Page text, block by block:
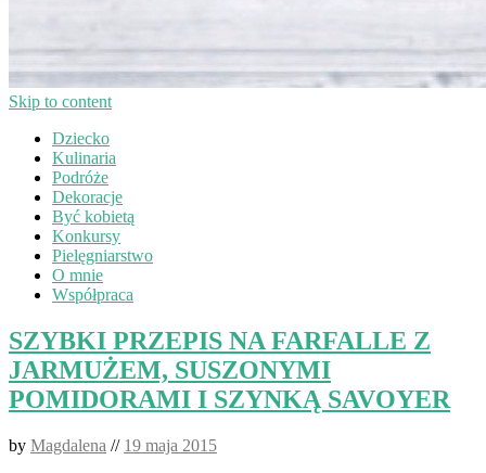
Skip to content
Dziecko
Kulinaria
Podróże
Dekoracje
Być kobietą
Konkursy
Pielęgniarstwo
O mnie
Współpraca
SZYBKI PRZEPIS NA FARFALLE Z
JARMUŻEM, SUSZONYMI
POMIDORAMI I SZYNKĄ SAVOYER
by Magdalena // 19 maja 2015